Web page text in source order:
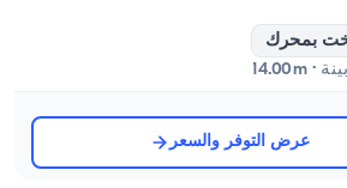
بمحرك
عرض التوفر والسعر